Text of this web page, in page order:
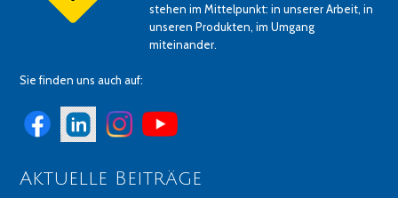
stehen im Mittelpunkt: in unserer Arbeit, in
unseren Produkten, im Umgang
miteinander.
Sie finden uns auch auf:
Aktuelle Beiträge